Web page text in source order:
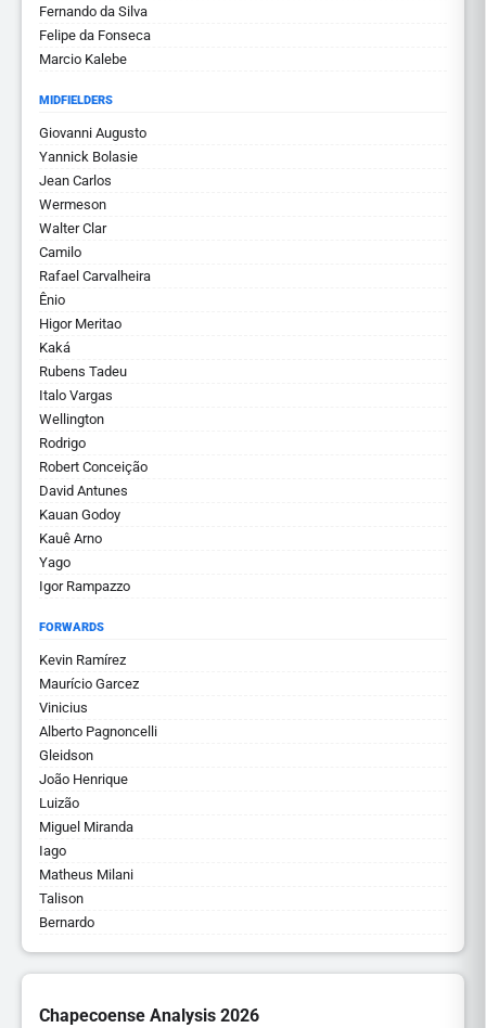
Fernando da Silva
Felipe da Fonseca
Marcio Kalebe
MIDFIELDERS
Giovanni Augusto
Yannick Bolasie
Jean Carlos
Wermeson
Walter Clar
Camilo
Rafael Carvalheira
Ênio
Higor Meritao
Kaká
Rubens Tadeu
Italo Vargas
Wellington
Rodrigo
Robert Conceição
David Antunes
Kauan Godoy
Kauê Arno
Yago
Igor Rampazzo
FORWARDS
Kevin Ramírez
Maurício Garcez
Vinicius
Alberto Pagnoncelli
Gleidson
João Henrique
Luizão
Miguel Miranda
Iago
Matheus Milani
Talison
Bernardo
Chapecoense Analysis 2026